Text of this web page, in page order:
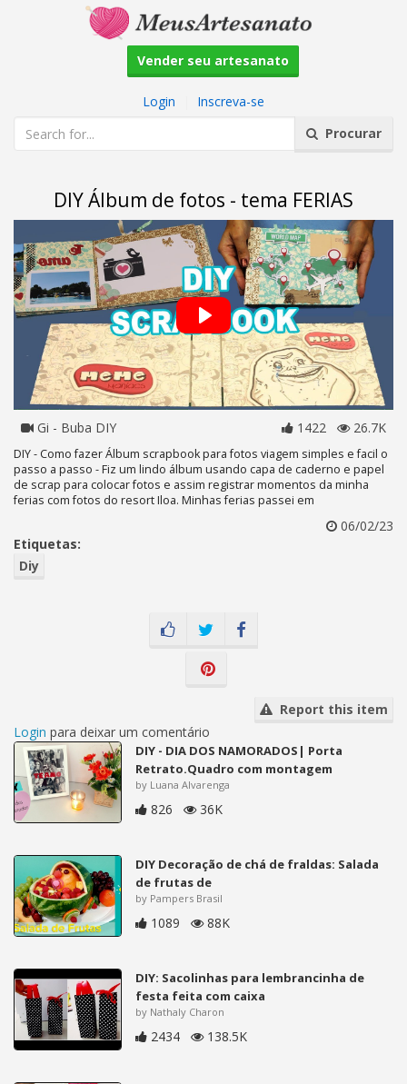
Vender seu artesanato
Login
Inscreva-se
Procurar
DIY Álbum de fotos - tema FERIAS
Gi - Buba DIY 1422 26.7K
DIY - Como fazer Álbum scrapbook para fotos viagem simples e facil o
passo a passo - Fiz um lindo álbum usando capa de caderno e papel
de scrap para colocar fotos e assim registrar momentos da minha
ferias com fotos do resort Iloa. Minhas ferias passei em
06/02/23
Etiquetas:
Diy
Report this item
Login para deixar um comentário
DIY - DIA DOS NAMORADOS| Porta
Retrato.Quadro com montagem
by Luana Alvarenga
826 36K
DIY Decoração de chá de fraldas: Salada
de frutas de
by Pampers Brasil
1089 88K
DIY: Sacolinhas para lembrancinha de
festa feita com caixa
by Nathaly Charon
2434 138.5K